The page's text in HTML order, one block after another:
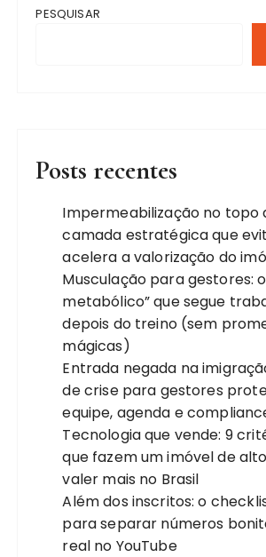
PESQUISAR
Posts recentes
Impermeabilização no topo
camada estratégica que
acelera a valorização do
Musculação para gestores:
metabólico” que segue
depois do treino (sem
mágicas)
Entrada negada na
de crise para gestores
equipe, agenda e
Tecnologia que vende: 9
que fazem um imóvel de
valer mais no Brasil
Além dos inscritos: o
para separar números
real no YouTube